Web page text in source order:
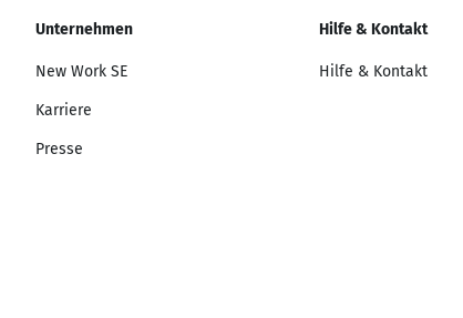
Unternehmen
New Work SE
Karriere
Presse
Hilfe & Kontakt
Hilfe & Kontakt